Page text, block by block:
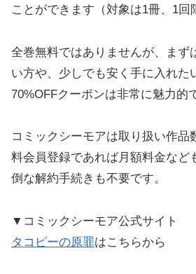
ことができます（対象は1冊、1回
全巻無料ではありませんが、まず
い方や、少しでも安く手に入れた
70%OFFクーポンは非常に魅力的
コミックシーモアは取り扱い作品
料会員登録であれば月額料金など
倒な解約手続きも不要です。
▼コミックシーモア公式サイト
タコピーの原罪はこちらから